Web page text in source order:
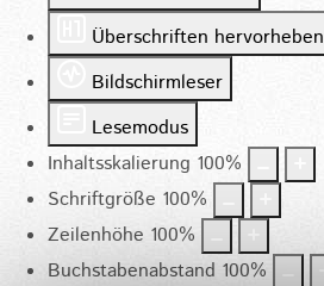
Überschriften hervorheben
Bildschirmleser
Lesemodus
Inhaltsskalierung 100%
Schriftgröße 100%
Zeilenhöhe 100%
Buchstabenabstand 100%